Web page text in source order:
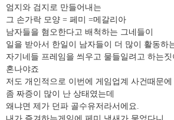
엄지와 검지로 만들어내는
그 손가락 모양 = 페미 =메갈리아
남자들을 혐오한다고 배척하는 그네들이
일을 받아서 한일이 남자들이 더 많이 활동하
자기네들 프레임을 씌우고 물들일려고 하는짓
혼나야죠
저도 개인적으로 이번에 게임업계 사건때문에
좀 짜증이 많이 난 상태였는데
왜냐면 제가 던파 골수유저라서에요.